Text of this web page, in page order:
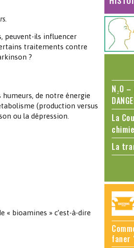
peuvent-ils influencer
traitements contre
?
de notre énergie
(production versus
ou la dépression.
« bioamines » c’est-à-dire
N₂O
La
chimie
La
faner